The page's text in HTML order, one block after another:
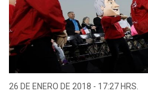
26 DE ENERO DE 2018 - 17:27 HRS.